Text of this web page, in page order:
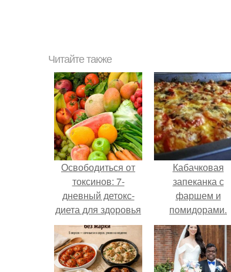
Читайте также
Освободиться от
токсинов: 7-
дневный детокс-
диета для здоровья
и энергии
Кабачковая
запеканка с
фаршем и
помидорами.